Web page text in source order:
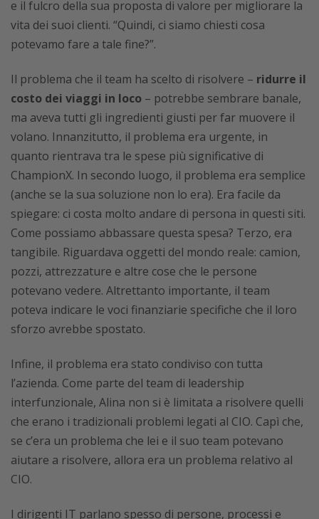
e il fulcro della sua proposta di valore per migliorare la
vita dei suoi clienti. “Quindi, ci siamo chiesti cosa
potevamo fare a tale fine?”.
Il problema che il team ha scelto di risolvere – ridurre il
costo dei viaggi in loco – potrebbe sembrare banale,
ma aveva tutti gli ingredienti giusti per far muovere il
volano. Innanzitutto, il problema era urgente, in
quanto rientrava tra le spese più significative di
ChampionX. In secondo luogo, il problema era semplice
(anche se la sua soluzione non lo era). Era facile da
spiegare: ci costa molto andare di persona in questi siti.
Come possiamo abbassare questa spesa? Terzo, era
tangibile. Riguardava oggetti del mondo reale: camion,
pozzi, attrezzature e altre cose che le persone
potevano vedere. Altrettanto importante, il team
poteva indicare le voci finanziarie specifiche che il loro
sforzo avrebbe spostato.
Infine, il problema era stato condiviso con tutta
l’azienda. Come parte del team di leadership
interfunzionale, Alina non si è limitata a risolvere quelli
che erano i tradizionali problemi legati al CIO. Capì che,
se c’era un problema che lei e il suo team potevano
aiutare a risolvere, allora era un problema relativo al
CIO.
I dirigenti IT parlano spesso di persone, processi e